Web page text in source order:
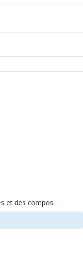
Ajouter des composants pré-dessinés et des composants dynamiques